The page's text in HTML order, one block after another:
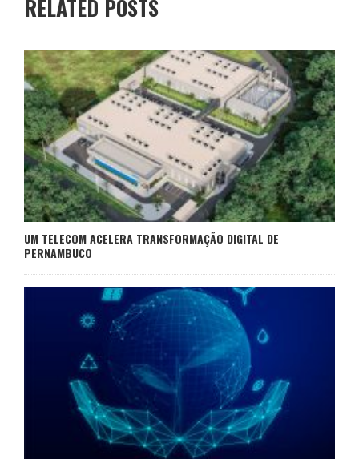
RELATED POSTS
UM TELECOM ACELERA TRANSFORMAÇÃO DIGITAL DE
PERNAMBUCO